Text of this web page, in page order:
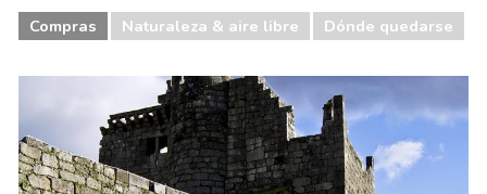
Compras Naturaleza & aire libre Dónde quedarse